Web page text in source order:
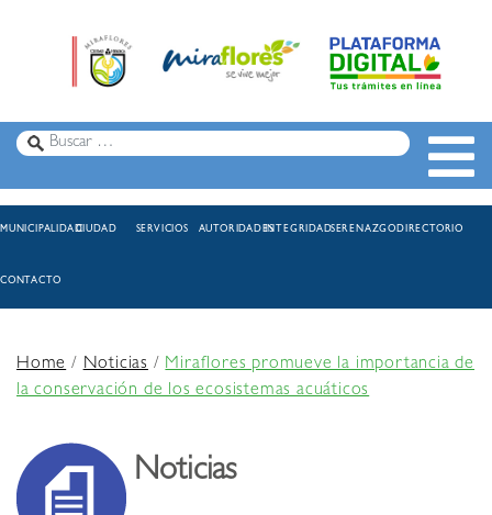
MUNICIPALIDADCIUDAD SERVICIOS AUTORIDADESINTEGRIDADSERENAZGODIRECTORIO
CONTACTO
Home/Noticias /Miraflores promueve la importancia de
la conservación de los ecosistemas acuáticos
Noticias